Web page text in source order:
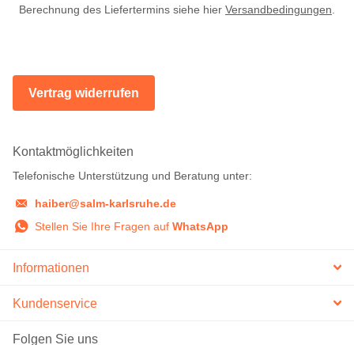
Berechnung des Liefertermins siehe hier Versandbedingungen.
Vertrag widerrufen
Kontaktmöglichkeiten
Telefonische Unterstützung und Beratung unter:
haiber@salm-karlsruhe.de
Stellen Sie Ihre Fragen auf WhatsApp
Informationen
Kundenservice
Folgen Sie uns